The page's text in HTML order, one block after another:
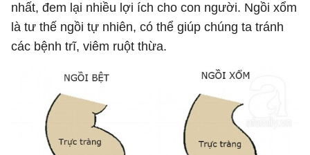
nhất, đem lại nhiều lợi ích cho con người. Ngồi xổm
là tư thế ngồi tự nhiên, có thể giúp chúng ta tránh
các bệnh trĩ, viêm ruột thừa.